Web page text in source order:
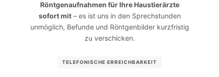
Röntgenaufnahmen für Ihre Haustierärzte
sofort mit– es ist uns in den Sprechstunden
unmöglich, Befunde und Röntgenbilder kurzfristig
zu verschicken.
TELEFONISCHE ERREICHBARKEIT